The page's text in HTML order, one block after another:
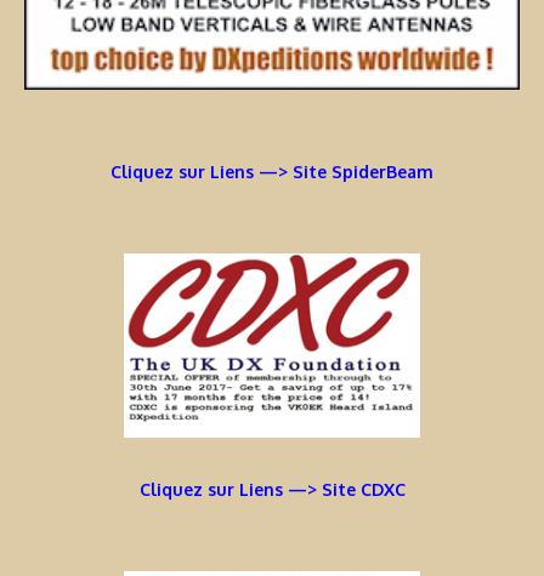
Cliquez sur Liens —> Site SpiderBeam
Cliquez sur Liens —> Site CDXC